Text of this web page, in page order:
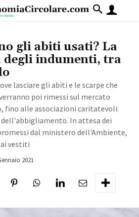
gli abiti usati? La
degli indumenti, tra
lasciare gli abiti e le scarpe che
poi rimessi sul mercato
fino alle associazioni caritatevoli:
dell'abbigliamento. In attesa dei
dal ministero dell'Ambiente,
vestiti
2021